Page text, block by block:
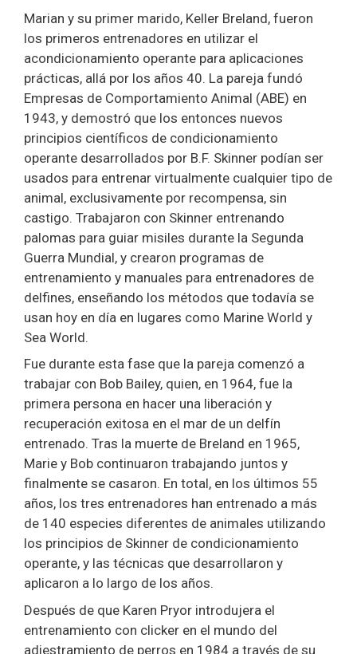
Marian y su primer marido, Keller Breland, fueron
los primeros entrenadores en utilizar el
acondicionamiento operante para aplicaciones
prácticas, allá por los años 40. La pareja fundó
Empresas de Comportamiento Animal (ABE) en
1943, y demostró que los entonces nuevos
principios científicos de condicionamiento
operante desarrollados por B.F. Skinner podían ser
usados para entrenar virtualmente cualquier tipo de
animal, exclusivamente por recompensa, sin
castigo. Trabajaron con Skinner entrenando
palomas para guiar misiles durante la Segunda
Guerra Mundial, y crearon programas de
entrenamiento y manuales para entrenadores de
delfines, enseñando los métodos que todavía se
usan hoy en día en lugares como Marine World y
Sea World.
Fue durante esta fase que la pareja comenzó a
trabajar con Bob Bailey, quien, en 1964, fue la
primera persona en hacer una liberación y
recuperación exitosa en el mar de un delfín
entrenado. Tras la muerte de Breland en 1965,
Marie y Bob continuaron trabajando juntos y
finalmente se casaron. En total, en los últimos 55
años, los tres entrenadores han entrenado a más
de 140 especies diferentes de animales utilizando
los principios de Skinner de condicionamiento
operante, y las técnicas que desarrollaron y
aplicaron a lo largo de los años.
Después de que Karen Pryor introdujera el
entrenamiento con clicker en el mundo del
adiestramiento de perros en 1984 a través de su